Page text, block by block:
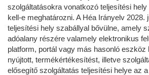
szolgáltatásokra vonatkozó teljesítési
kell-e meghatározni. A Héa Irányelv 2028.
teljesítési hely szabállyal bővülne, amely
adóalany részére valamely elektronikus
platform, portál vagy más hasonló eszköz
nyújtott, termékértékesítést, illetve
elősegítő szolgáltatás teljesítési helye az